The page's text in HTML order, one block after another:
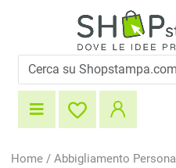
Home/ Abbigliamento